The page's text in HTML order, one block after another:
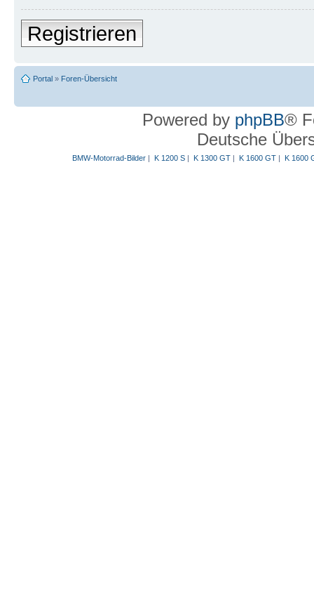
Registrieren
Portal » Foren-Übersicht
Powered by phpBB®
Deutsche
BMW-Motorrad-Bilder| K 1200 S| K 1300 GT| K 1600 GT| K 1600